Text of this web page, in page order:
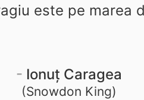
este pe marea
Ionuț Caragea
Snowdon King